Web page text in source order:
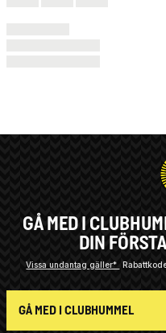
GÅ MED I
DIN
Vissa undantag gäller*
GÅ MED I CLUBHUMMEL